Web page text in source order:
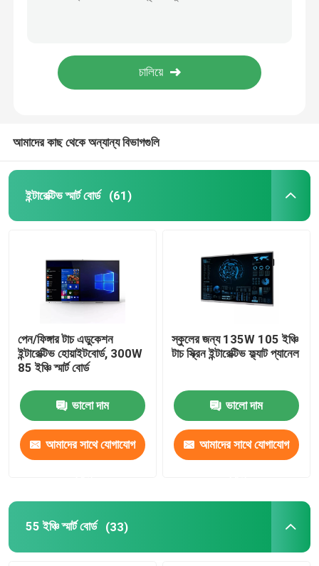
85 ইঞ্চি স্মার্ট বোর্ড
98 ইঞ্চি ইন্টারেক্টিভ ডিসপ্লে
105 ইঞ্চি স্মার্ট বোর্ড
110 ইঞ্চি স্মার্ট বোর্ড
ওপিএস মিনি পিসি
স্মার্ট বোর্ড ফ্লোর স্ট্যান্ড
ইন্টারেক্টিভ স্মার্ট বোর্ড পেন
ফ্লোর স্ট্যান্ডিং ডিজিটাল সাইনেজ
আমাদের কাছ থেকে অন্যান্য বিভাগগুলি
ইন্টারেক্টিভ স্মার্ট বোর্ড (61)
পেন/ফিঙ্গার টাচ এডুকেশন
ইন্টারেক্টিভ হোয়াইটবোর্ড, 300W
85 ইঞ্চি স্মার্ট বোর্ড
ভালো দাম
আমাদের সাথে যোগাযোগ
স্কুলের জন্য 135W 105 ইঞ্চি
টাচ স্ক্রিন ইন্টারেক্টিভ ফ্ল্যাট প্যানেল
ভালো দাম
আমাদের সাথে যোগাযোগ
55 ইঞ্চি স্মার্ট বোর্ড (33)